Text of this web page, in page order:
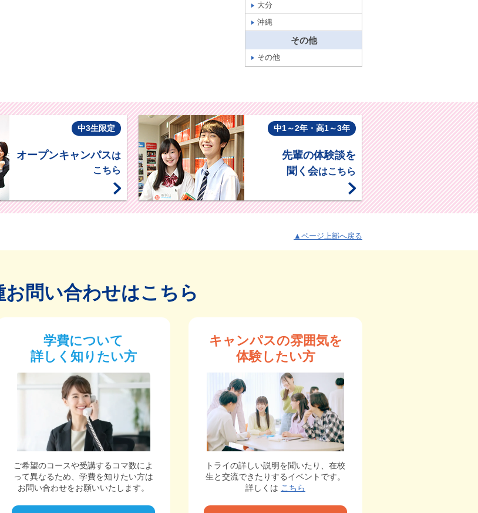
大分
沖縄
その他
その他
中3生限定
オープンキャンパスは
こちら
中1～2年・高1～3年
先輩の体験談を
聞く会はこちら
▲ページ上部へ戻る
お問い合わせはこちら
学費について
詳しく知りたい方
ご希望のコースや受講するコマ数によ
って異なるため、学費を知りたい方は
お問い合わせをお願いいたします。
キャンパスの雰囲気を
体験したい方
トライの詳しい説明を聞いたり、在校
生と交流できたりするイベントです。
詳しくは こちら